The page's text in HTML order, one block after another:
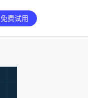
免费试用